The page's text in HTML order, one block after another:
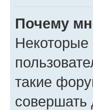
Почему
такие
совершать